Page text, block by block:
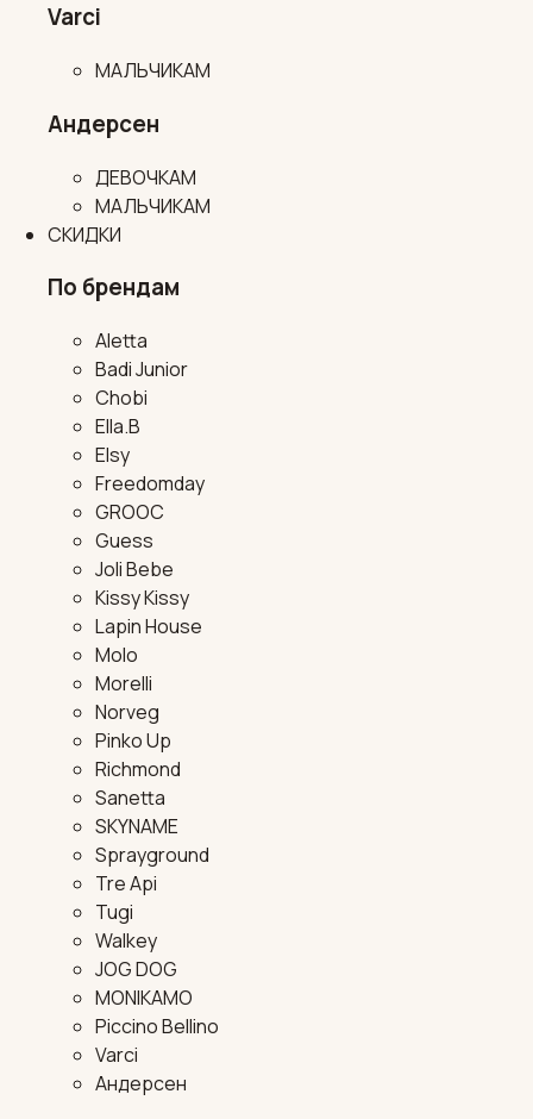
Varci
МАЛЬЧИКАМ
Андерсен
ДЕВОЧКАМ
МАЛЬЧИКАМ
СКИДКИ
По брендам
Aletta
Badi Junior
Chobi
Ella.B
Elsy
Freedomday
GROOC
Guess
Joli Bebe
Kissy Kissy
Lapin House
Molo
Morelli
Norveg
Pinko Up
Richmond
Sanetta
SKYNAME
Sprayground
Tre Api
Tugi
Walkey
JOG DOG
MONIKAMO
Piccino Bellino
Varci
Андерсен